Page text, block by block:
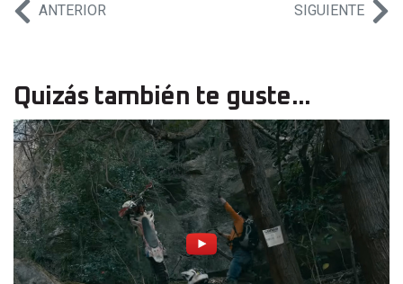
ANTERIOR SIGUIENTE
Quizás también te guste...